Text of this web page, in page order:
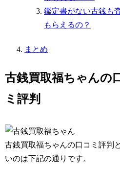
鑑定書がない古銭も
もらえるの？
まとめ
古銭買取福ちゃんの
ミ評判
古銭買取福ちゃんの口コミ評判
いのは下記の通りです。